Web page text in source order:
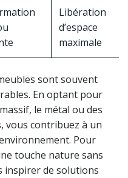
Libération
d’espace
maximale
sont souvent
En optant pour
le métal ou des
vous contribuez à un
Pour
touche nature sans
inspirer de solutions